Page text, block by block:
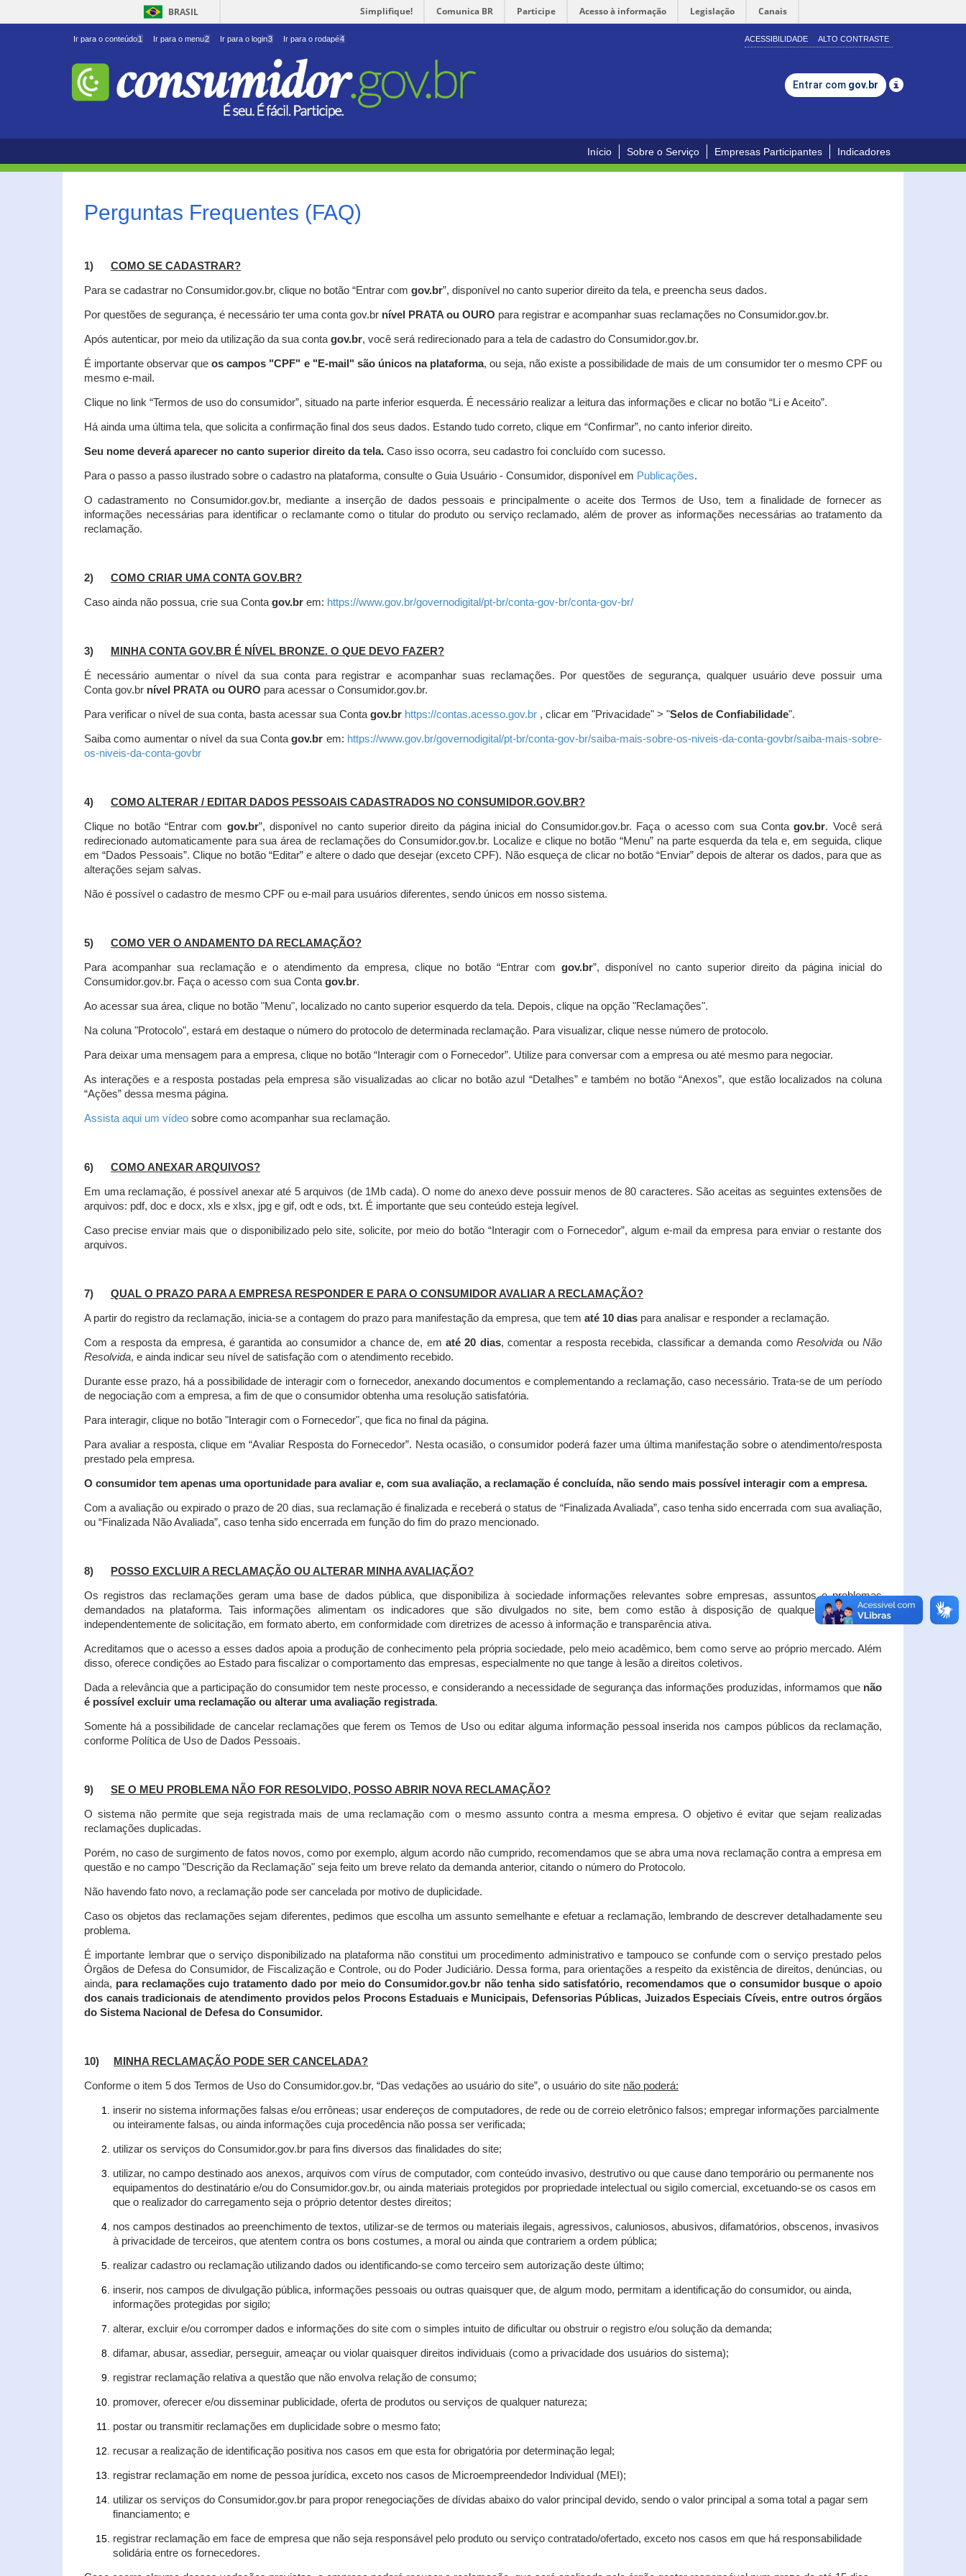
BRASIL Simplifique! Comunica BR Participe Acesso à informação Legislação Canais
Ir para o conteúdo1 Ir para o menu2 Ir para o login3 Ir para o rodapé4 ACESSIBILIDADE ALTO CONTRASTE
Entrar com gov.br
Início Sobre o Serviço Empresas Participantes Indicadores
Perguntas Frequentes (FAQ)
1) COMO SE CADASTRAR?
Para se cadastrar no Consumidor.gov.br, clique no botão “Entrar com gov.br”, disponível no canto superior direito da tela, e preencha seus dados.
Por questões de segurança, é necessário ter uma conta gov.br nível PRATA ou OURO para registrar e acompanhar suas reclamações no Consumidor.gov.br.
Após autenticar, por meio da utilização da sua conta gov.br, você será redirecionado para a tela de cadastro do Consumidor.gov.br.
É importante observar queos campos "CPF" e "E-mail" são únicos na plataforma, ou seja, não existe a possibilidade de mais de um consumidor ter o mesmo CPF ou
mesmo e-mail.
Clique no link “Termos de uso do consumidor”, situado na parte inferior esquerda. É necessário realizar a leitura das informações e clicar no botão “Li e Aceito”.
Há ainda uma última tela, que solicita a confirmação final dos seus dados. Estando tudo correto, clique em “Confirmar”, no canto inferior direito.
Seu nome deverá aparecer no canto superior direito da tela. Caso isso ocorra, seu cadastro foi concluído com sucesso.
Para o passo a passo ilustrado sobre o cadastro na plataforma, consulte o Guia Usuário - Consumidor, disponível em Publicações.
O cadastramento no Consumidor.gov.br, mediante a inserção de dados pessoais e principalmente o aceite dos Termos de Uso, tem a finalidade de fornecer as
informações necessárias para identificar o reclamante como o titular do produto ou serviço reclamado, além de prover as informações necessárias ao tratamento da
reclamação.
2) COMO CRIAR UMA CONTA GOV.BR?
Caso ainda não possua, crie sua Conta gov.br em: https://www.gov.br/governodigital/pt-br/conta-gov-br/conta-gov-br/
3) MINHA CONTA GOV.BR É NÍVEL BRONZE. O QUE DEVO FAZER?
É necessário aumentar o nível da sua conta para registrar e acompanhar suas reclamações. Por questões de segurança, qualquer usuário deve possuir uma
Conta gov.br nível PRATA ou OURO para acessar o Consumidor.gov.br.
Para verificar o nível de sua conta, basta acessar sua Conta gov.br https://contas.acesso.gov.br , clicar em "Privacidade" > "Selos de Confiabilidade".
Saiba como aumentar o nível da sua Contagov.br em: https://www.gov.br/governodigital/pt-br/conta-gov-br/saiba-mais-sobre-os-niveis-da-conta-govbr/saiba-mais-sobre-
os-niveis-da-conta-govbr
4) COMO ALTERAR / EDITAR DADOS PESSOAIS CADASTRADOS NO CONSUMIDOR.GOV.BR?
Clique no botão “Entrar com gov.br”, disponível no canto superior direito da página inicial do Consumidor.gov.br. Faça o acesso com sua Contagov.br. Você será
redirecionado automaticamente para sua área de reclamações do Consumidor.gov.br. Localize e clique no botão “Menu” na parte esquerda da tela e, em seguida, clique
em “Dados Pessoais”.Clique no botão “Editar” e altere o dado que desejar (exceto CPF). Não esqueça de clicar no botão “Enviar” depois de alterar os dados, para que as
alterações sejam salvas.
Não é possível o cadastro de mesmo CPF ou e-mail para usuários diferentes, sendo únicos em nosso sistema.
5) COMO VER O ANDAMENTO DA RECLAMAÇÃO?
Para acompanhar sua reclamação e o atendimento da empresa, clique no botão “Entrar com gov.br”, disponível no canto superior direito da página inicial do
Consumidor.gov.br. Faça o acesso com sua Conta gov.br.
Ao acessar sua área, clique no botão "Menu", localizado no canto superior esquerdo da tela. Depois, clique na opção "Reclamações".
Na coluna "Protocolo", estará em destaque o número do protocolo de determinada reclamação. Para visualizar, clique nesse número de protocolo.
Para deixar uma mensagem para a empresa, clique no botão “Interagir com o Fornecedor”. Utilize para conversar com a empresa ou até mesmo para negociar.
As interações e a resposta postadas pela empresa são visualizadas ao clicar no botão azul “Detalhes” e também no botão “Anexos”, que estão localizados na coluna
“Ações” dessa mesma página.
Assista aqui um vídeo sobre como acompanhar sua reclamação.
6) COMO ANEXAR ARQUIVOS?
Em uma reclamação, é possível anexar até 5 arquivos (de 1Mb cada). O nome do anexo deve possuir menos de 80 caracteres. São aceitas as seguintes extensões de
arquivos: pdf, doc e docx, xls e xlsx, jpg e gif, odt e ods, txt. É importante que seu conteúdo esteja legível.
Caso precise enviar mais que o disponibilizado pelo site, solicite, por meio do botão “Interagir com o Fornecedor”, algum e-mail da empresa para enviar o restante dos
arquivos.
7) QUAL O PRAZO PARA A EMPRESA RESPONDER E PARA O CONSUMIDOR AVALIAR A RECLAMAÇÃO?
A partir do registro da reclamação, inicia-se a contagem do prazo para manifestação da empresa, que tem até 10 dias para analisar e responder a reclamação.
Com a resposta da empresa, é garantida ao consumidor a chance de, em até 20 dias, comentar a resposta recebida, classificar a demanda comoResolvida ouNão
Resolvida, e ainda indicar seu nível de satisfação com o atendimento recebido.
Durante esse prazo, há a possibilidade de interagir com o fornecedor, anexando documentos e complementando a reclamação, caso necessário. Trata-se de um período
de negociação com a empresa, a fim de que o consumidor obtenha uma resolução satisfatória.
Para interagir, clique no botão "Interagir com o Fornecedor", que fica no final da página.
Para avaliar a resposta, clique em “Avaliar Resposta do Fornecedor”. Nesta ocasião, o consumidor poderá fazer uma última manifestação sobre o atendimento/resposta
prestado pela empresa.
O consumidor tem apenas uma oportunidade para avaliar e, com sua avaliação, a reclamação é concluída, não sendo mais possível interagir com a empresa.
Com a avaliação ou expirado o prazo de 20 dias, sua reclamação é finalizada e receberá o status de “Finalizada Avaliada”, caso tenha sido encerrada com sua avaliação,
ou “Finalizada Não Avaliada”, caso tenha sido encerrada em função do fim do prazo mencionado.
8) POSSO EXCLUIR A RECLAMAÇÃO OU ALTERAR MINHA AVALIAÇÃO?
Os registros das reclamações geram uma base de dados pública, que disponibiliza à sociedade informações relevantes sobre empresas, assuntos e problemas
demandados na plataforma. Tais informações alimentam os indicadores que são divulgados no site, bem como estão à disposição de qualquer interessado,
independentemente de solicitação, em formato aberto, em conformidade com diretrizes de acesso à informação e transparência ativa.
Acreditamos que o acesso a esses dados apoia a produção de conhecimento pela própria sociedade, pelo meio acadêmico, bem como serve ao próprio mercado. Além
disso, oferece condições ao Estado para fiscalizar o comportamento das empresas, especialmente no que tange à lesão a direitos coletivos.
Dada a relevância que a participação do consumidor tem neste processo, e considerando a necessidade de segurança das informações produzidas, informamos que não
é possível excluir uma reclamação ou alterar uma avaliação registrada.
Somente há a possibilidade de cancelar reclamações que ferem os Temos de Uso ou editar alguma informação pessoal inserida nos campos públicos da reclamação,
conforme Política de Uso de Dados Pessoais.
9) SE O MEU PROBLEMA NÃO FOR RESOLVIDO, POSSO ABRIR NOVA RECLAMAÇÃO?
O sistema não permite que seja registrada mais de uma reclamação com o mesmo assunto contra a mesma empresa. O objetivo é evitar que sejam realizadas
reclamações duplicadas.
Porém, no caso de surgimento de fatos novos, como por exemplo, algum acordo não cumprido, recomendamos que se abra uma nova reclamação contra a empresa em
questão e no campo "Descrição da Reclamação" seja feito um breve relato da demanda anterior, citando o número do Protocolo.
Não havendo fato novo, a reclamação pode ser cancelada por motivo de duplicidade.
Caso os objetos das reclamações sejam diferentes, pedimos que escolha um assunto semelhante e efetuar a reclamação, lembrando de descrever detalhadamente seu
problema.
É importante lembrar que o serviço disponibilizado na plataforma não constitui um procedimento administrativo e tampouco se confunde com o serviço prestado pelos
Órgãos de Defesa do Consumidor, de Fiscalização e Controle, ou do Poder Judiciário. Dessa forma, para orientações a respeito da existência de direitos, denúncias, ou
ainda, para reclamações cujo tratamento dado por meio do Consumidor.gov.br não tenha sido satisfatório, recomendamos que o consumidor busque o apoio
dos canais tradicionais de atendimento providos pelos Procons Estaduais e Municipais, Defensorias Públicas, Juizados Especiais Cíveis, entre outros órgãos
do Sistema Nacional de Defesa do Consumidor.
10) MINHA RECLAMAÇÃO PODE SER CANCELADA?
Conforme o item 5 dos Termos de Uso do Consumidor.gov.br, “Das vedações ao usuário do site”, o usuário do site não poderá:
inserir no sistema informações falsas e/ou errôneas; usar endereços de computadores, de rede ou de correio eletrônico falsos; empregar informações parcialmente
ou inteiramente falsas, ou ainda informações cuja procedência não possa ser verificada;
utilizar os serviços do Consumidor.gov.br para fins diversos das finalidades do site;
utilizar, no campo destinado aos anexos, arquivos com vírus de computador, com conteúdo invasivo, destrutivo ou que cause dano temporário ou permanente nos
equipamentos do destinatário e/ou do Consumidor.gov.br, ou ainda materiais protegidos por propriedade intelectual ou sigilo comercial, excetuando-se os casos em
que o realizador do carregamento seja o próprio detentor destes direitos;
nos campos destinados ao preenchimento de textos, utilizar-se de termos ou materiais ilegais, agressivos, caluniosos, abusivos, difamatórios, obscenos, invasivos
à privacidade de terceiros, que atentem contra os bons costumes, a moral ou ainda que contrariem a ordem pública;
realizar cadastro ou reclamação utilizando dados ou identificando-se como terceiro sem autorização deste último;
inserir, nos campos de divulgação pública, informações pessoais ou outras quaisquer que, de algum modo, permitam a identificação do consumidor, ou ainda,
informações protegidas por sigilo;
alterar, excluir e/ou corromper dados e informações do site com o simples intuito de dificultar ou obstruir o registro e/ou solução da demanda;
difamar, abusar, assediar, perseguir, ameaçar ou violar quaisquer direitos individuais (como a privacidade dos usuários do sistema);
registrar reclamação relativa a questão que não envolva relação de consumo;
promover, oferecer e/ou disseminar publicidade, oferta de produtos ou serviços de qualquer natureza;
postar ou transmitir reclamações em duplicidade sobre o mesmo fato;
recusar a realização de identificação positiva nos casos em que esta for obrigatória por determinação legal;
registrar reclamação em nome de pessoa jurídica, exceto nos casos de Microempreendedor Individual (MEI);
utilizar os serviços do Consumidor.gov.br para propor renegociações de dívidas abaixo do valor principal devido, sendo o valor principal a soma total a pagar sem
financiamento; e
registrar reclamação em face de empresa que não seja responsável pelo produto ou serviço contratado/ofertado, exceto nos casos em que há responsabilidade
solidária entre os fornecedores.